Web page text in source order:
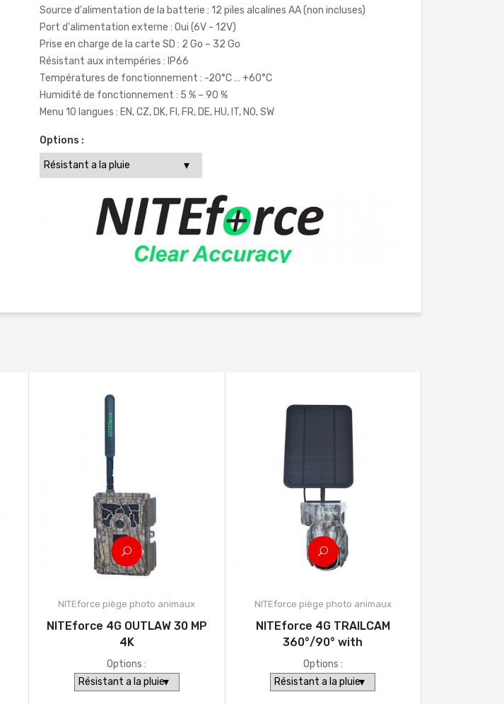
Source d'alimentation de la batterie : 12 piles alcalines AA (non incluses)
Port d'alimentation externe : Oui (6V - 12V)
Prise en charge de la carte SD : 2 Go – 32 Go
Résistant aux intempéries : IP66
Températures de fonctionnement : -20°C … +60°C
Humidité de fonctionnement : 5 % – 90 %
Menu 10 langues : EN, CZ, DK, FI, FR, DE, HU, IT, NO, SW
Options :
NITEforce piège photo animaux
NITEforce 4G OUTLAW 30 MP
4K
Options :
NITEforce piège photo animaux
NITEforce 4G TRAILCAM
360°/90° with
Options :